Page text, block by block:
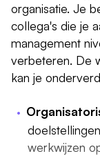
organisatie. Je
collega's die je
management
verbeteren. De
kan je
werkwijzen